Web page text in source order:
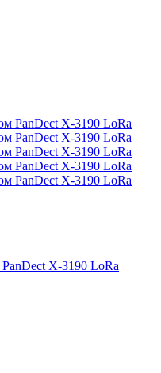
PanDect X-3190 LoRa